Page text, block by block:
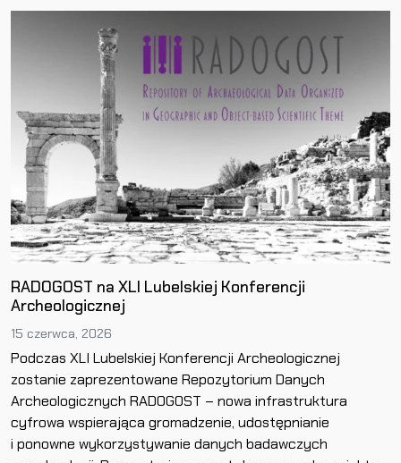
RADOGOST na XLI Lubelskiej Konferencji
Archeologicznej
15 czerwca, 2026
Podczas XLI Lubelskiej Konferencji Archeologicznej
zostanie zaprezentowane Repozytorium Danych
Archeologicznych RADOGOST – nowa infrastruktura
cyfrowa wspierająca gromadzenie, udostępnianie
i ponowne wykorzystywanie danych badawczych